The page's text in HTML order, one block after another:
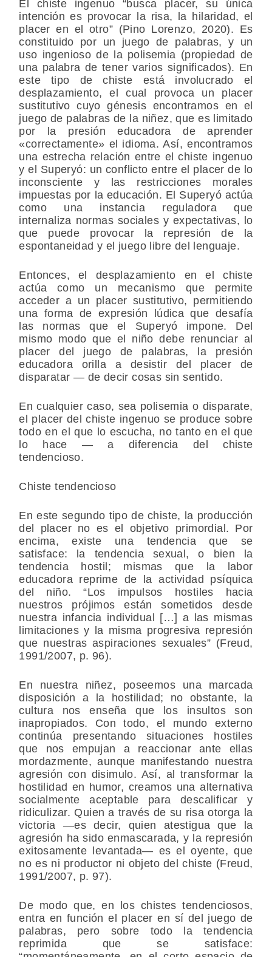
El chiste ingenuo “busca placer, su única
intención es provocar la risa, la hilaridad, el
placer en el otro” (Pino Lorenzo, 2020). Es
constituido por un juego de palabras, y un
uso ingenioso de la polisemia (propiedad de
una palabra de tener varios significados). En
este tipo de chiste está involucrado el
desplazamiento, el cual provoca un placer
sustitutivo cuyo génesis encontramos en el
juego de palabras de la niñez, que es limitado
por la presión educadora de aprender
«correctamente» el idioma. Así, encontramos
una estrecha relación entre el chiste ingenuo
y el Superyó: un conflicto entre el placer de lo
inconsciente y las restricciones morales
impuestas por la educación. El Superyó actúa
como una instancia reguladora que
internaliza normas sociales y expectativas, lo
que puede provocar la represión de la
espontaneidad y el juego libre del lenguaje.
Entonces, el desplazamiento en el chiste
actúa como un mecanismo que permite
acceder a un placer sustitutivo, permitiendo
una forma de expresión lúdica que desafía
las normas que el Superyó impone. Del
mismo modo que el niño debe renunciar al
placer del juego de palabras, la presión
educadora orilla a desistir del placer de
disparatar — de decir cosas sin sentido.
En cualquier caso, sea polisemia o disparate,
el placer del chiste ingenuo se produce sobre
todo en el que lo escucha, no tanto en el que
lo hace — a diferencia del chiste
tendencioso.
Chiste tendencioso
En este segundo tipo de chiste, la producción
del placer no es el objetivo primordial. Por
encima, existe una tendencia que se
satisface: la tendencia sexual, o bien la
tendencia hostil; mismas que la labor
educadora reprime de la actividad psíquica
del niño. “Los impulsos hostiles hacia
nuestros prójimos están sometidos desde
nuestra infancia individual […] a las mismas
limitaciones y la misma progresiva represión
que nuestras aspiraciones sexuales” (Freud,
1991/2007, p. 96).
En nuestra niñez, poseemos una marcada
disposición a la hostilidad; no obstante, la
cultura nos enseña que los insultos son
inapropiados. Con todo, el mundo externo
continúa presentando situaciones hostiles
que nos empujan a reaccionar ante ellas
mordazmente, aunque manifestando nuestra
agresión con disimulo. Así, al transformar la
hostilidad en humor, creamos una alternativa
socialmente aceptable para descalificar y
ridiculizar. Quien a través de su risa otorga la
victoria —es decir, quien atestigua que la
agresión ha sido enmascarada, y la represión
exitosamente levantada— es el oyente, que
no es ni productor ni objeto del chiste (Freud,
1991/2007, p. 97).
De modo que, en los chistes tendenciosos,
entra en función el placer en sí del juego de
palabras, pero sobre todo la tendencia
reprimida que se satisface: